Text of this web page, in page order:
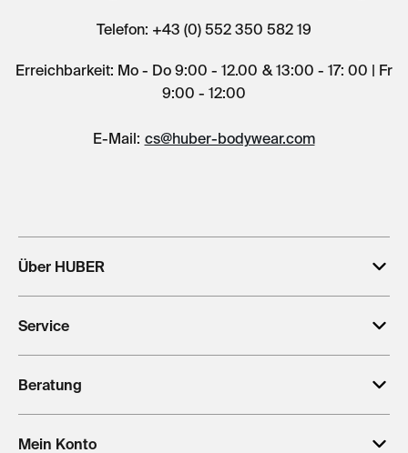
Telefon: +43 (0) 552 350 582 19
Erreichbarkeit: Mo - Do 9:00 - 12.00 & 13:00 - 17: 00 | Fr
9:00 - 12:00
E-Mail: cs@huber-bodywear.com
Über HUBER
Service
Beratung
Mein Konto